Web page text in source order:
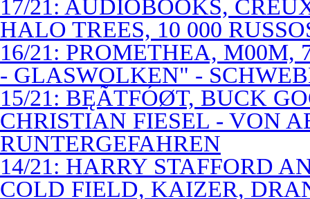
17/21: AUDIOBOOKS,
HALO TREES, 10 000
16/21: PROMETHEA, M00M,
- GLASWOLKEN" -
15/21: BĘÃTFÓØT, BUCK
CHRISTIAN FIESEL - VON
RUNTERGEFAHREN
14/21: HARRY STAFFORD
COLD FIELD, KAIZER,